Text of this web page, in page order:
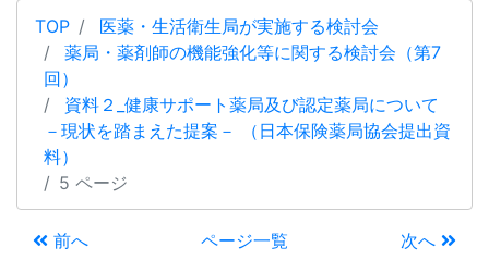
TOP
医薬・生活衛生局が実施する検討会
薬局・薬剤師の機能強化等に関する検討会（第7
回）
資料２_健康サポート薬局及び認定薬局について
－現状を踏まえた提案－ （日本保険薬局協会提出資
料）
5 ページ
前へ ページ一覧 次へ